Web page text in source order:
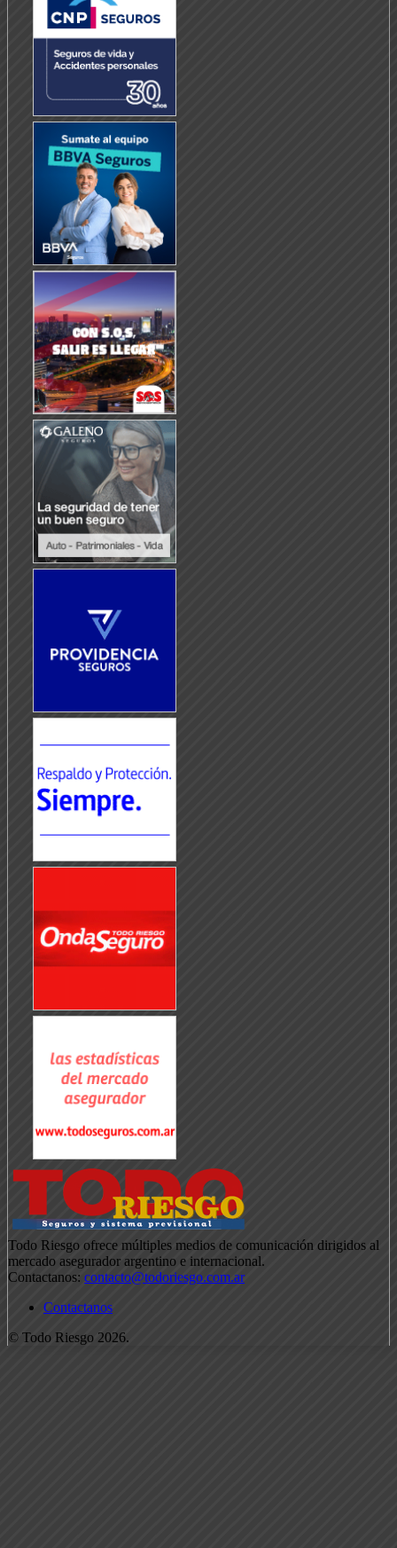
Todo Riesgo ofrece múltiples medios de comunicación dirigidos al
mercado asegurador argentino e internacional.
Contactanos: contacto@todoriesgo.com.ar
Contactanos
© Todo Riesgo 2026.